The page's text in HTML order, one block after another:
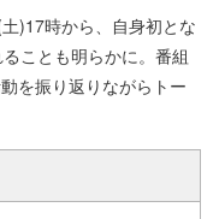
)17時から、自身初とな
ことも明らかに。番組
を振り返りながらトー